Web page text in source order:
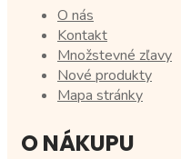
O nás
Kontakt
Množstevné zľavy
Nové produkty
Mapa stránky
O NÁKUPU